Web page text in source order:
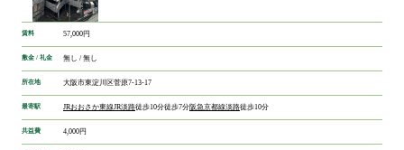
賃料 57,000円
敷金 / 礼金 無し / 無し
所在地 大阪市東淀川区菅原7-13-17
最寄駅 JRおおさか東線JR淡路徒歩10分徒歩7分阪急京都線淡路徒歩10分
共益費 4,000円